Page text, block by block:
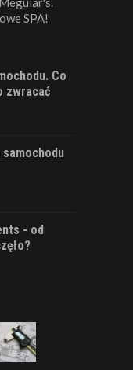
SPA!
Co
zwracać
samochodu
- od